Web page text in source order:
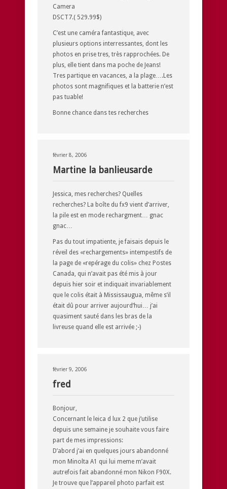
Camera
DSCT7.( 529.99$)
C’est une caméra fantastique, avec
plusieurs options interressantes, dont les
photos en prise tres, très rapprochées. De
plus, elle tient dans ma poche de Jeans!
Tres partique en vacances, a la plage….Les
photos sont magnifiques et la batterie n’est
pas tuable!
Bonne chance dans tes recherches
février 8, 2006
Martine la banlieusarde
Jessica, mes recherches? Quelles
recherches? La boîte du fx9 vient d’arriver,
la pile est en mode rechargment… gnac
gnac…
Pas du tout impatiente, je faisais depuis le
réveil des «rechargements» intempestifs de
la page de «repérage du colis» chez Postes
Canada, qui n’avait pas été mis à jour
depuis hier soir et indiquait invariablement
que le colis était à Mississaugua, même s’il
était dû pour arriver aujourd’hui… j’ai
quasiment sauté dans les bras de la
livreuse quand elle est arrivée ;-)
février 9, 2006
fred
Bonjour,
Concernant le leica d lux 2 que j’utilise
depuis une semaine je souhaite vous faire
part de mes impressions:
D’abord j’ai en quelques jours abandonné
mon Minolta A1 qui lui meme m’avait
autrefois fait abandonné mon Nikon F90X.
Je trouve que l’appareil photo parfait est